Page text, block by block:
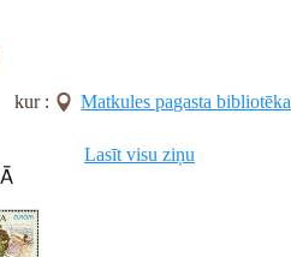
kur : Matkules pagasta bibliotēka
Lasīt visu ziņu